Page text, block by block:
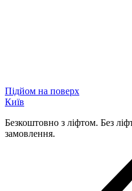
Підйом на поверх
Київ
Безкоштовно з ліфтом. Без
замовлення.